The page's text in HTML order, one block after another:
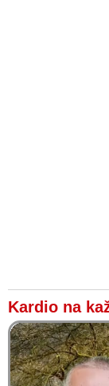
Kardio na